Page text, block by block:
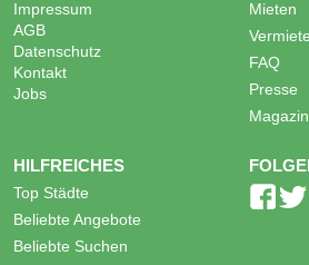
Impressum
AGB
Datenschutz
Kontakt
Jobs
Mieten
FAQ
Presse
Magazin
HILFREICHES
Top Städte
Beliebte Angebote
Beliebte Suchen